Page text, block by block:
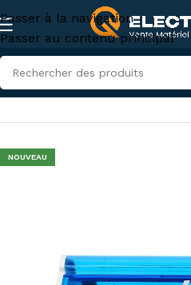
Passer à la navigation
Passer au contenu principal
Accueil/Accessoires et
NOUVEAU